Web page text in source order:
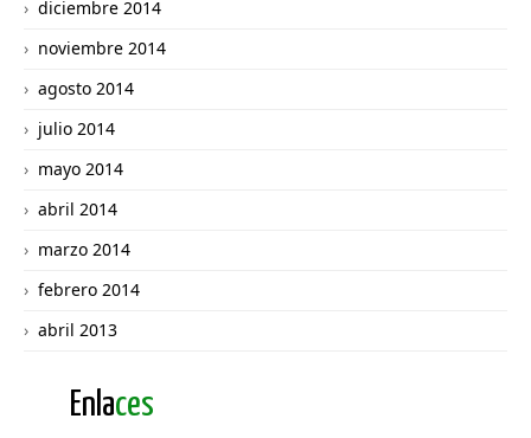
diciembre 2014
noviembre 2014
agosto 2014
julio 2014
mayo 2014
abril 2014
marzo 2014
febrero 2014
abril 2013
Enlaces